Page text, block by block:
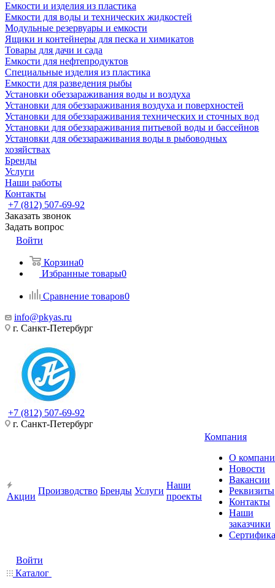
Емкости и изделия из пластика
Емкости для воды и технических жидкостей
Модульные резервуары и емкости
Ящики и контейнеры для песка и химикатов
Товары для дачи и сада
Емкости для нефтепродуктов
Специальные изделия из пластика
Емкости для разведения рыбы
Установки обеззараживания воды и воздуха
Установки для обеззараживания воздуха и поверхностей
Установки для обеззараживания технических и сточных вод
Установки для обеззараживания питьевой воды и бассейнов
Установки для обеззараживания воды в рыбоводных
хозяйствах
Бренды
Услуги
Наши работы
Контакты
+7 (812) 507-69-92
Заказать звонок
Задать вопрос
Войти
Корзина0
Избранные товары0
Сравнение товаров0
info@pkyas.ru
г. Санкт-Петербург
+7 (812) 507-69-92
г. Санкт-Петербург
Акции
Производство Бренды Услуги
Наши
проекты
Компания
О
Новости
Вакансии
Реквизиты
Контакты
Наши
заказчики
Войти
Каталог